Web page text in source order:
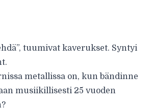
tuumivat kaverukset. Syntyi
metallissa on, kun bändinne
musiikillisesti 25 vuoden